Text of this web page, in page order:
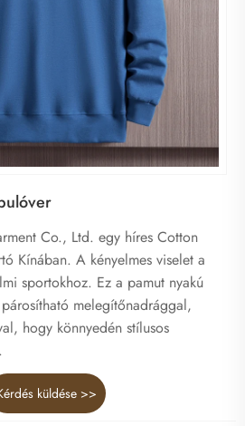
Co., Ltd. egy híres Cotton
Kínában. A kényelmes viselet a
sportokhoz. Ez a pamut nyakú
melegítőnadrággal,
hogy könnyedén stílusos
küldése >>